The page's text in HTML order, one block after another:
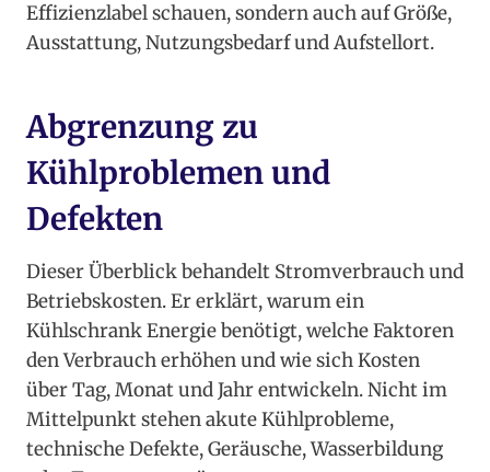
Effizienzlabel schauen, sondern auch auf Größe,
Ausstattung, Nutzungsbedarf und Aufstellort.
Abgrenzung zu
Kühlproblemen und
Defekten
Dieser Überblick behandelt Stromverbrauch und
Betriebskosten. Er erklärt, warum ein
Kühlschrank Energie benötigt, welche Faktoren
den Verbrauch erhöhen und wie sich Kosten
über Tag, Monat und Jahr entwickeln. Nicht im
Mittelpunkt stehen akute Kühlprobleme,
technische Defekte, Geräusche, Wasserbildung